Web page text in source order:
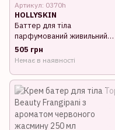
Артикул: 0370h
HOLLYSKIN
Баттер для тіла
парфумований живильний
Hollyskin Body Treat Pashmina
200 г
505 грн
Немає в наявності